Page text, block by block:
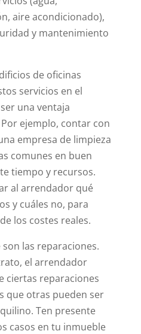
aire acondicionado),
y mantenimiento
de oficinas
servicios en el
una ventaja
ejemplo, contar con
empresa de limpieza
comunes en buen
tiempo y recursos.
al arrendador qué
y cuáles no, para
los costes reales.
las reparaciones.
el arrendador
ciertas reparaciones
que otras pueden ser
Ten presente
casos en tu inmueble